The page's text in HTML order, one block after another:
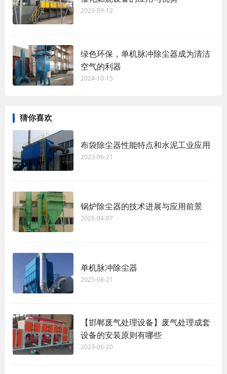
2023-09-12
绿色环保，单机脉冲除尘器成为清洁
空气的利器
2024-10-15
猜你喜欢
布袋除尘器性能特点和水泥工业应用
2023-06-21
锅炉除尘器的技术进展与应用前景
2025-04-07
单机脉冲除尘器
2025-08-21
【邯郸废气处理设备】废气处理成套
设备的安装原则有哪些
2023-06-20